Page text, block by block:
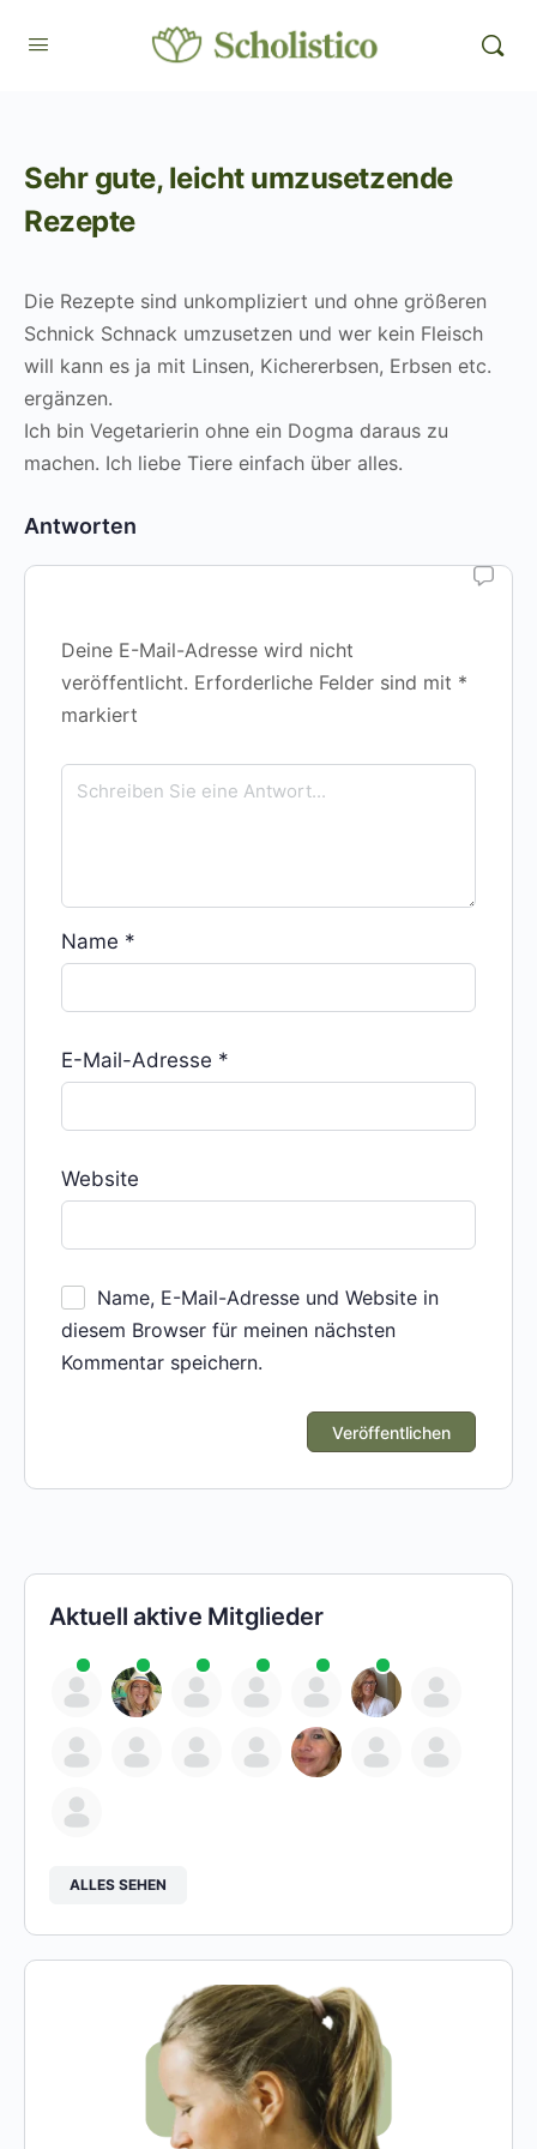
Sehr gute, leicht umzusetzende
Rezepte
Die Rezepte sind unkompliziert und ohne größeren
Schnick Schnack umzusetzen und wer kein Fleisch
will kann es ja mit Linsen, Kichererbsen, Erbsen etc.
ergänzen.
Ich bin Vegetarierin ohne ein Dogma daraus zu
machen. Ich liebe Tiere einfach über alles.
Antworten
Deine E-Mail-Adresse wird nicht
veröffentlicht. Erforderliche Felder sind mit *
markiert
Name *
E-Mail-Adresse *
Website
Name, E-Mail-Adresse und Website in
diesem Browser für meinen nächsten
Kommentar speichern.
Aktuell aktive Mitglieder
ALLES SEHEN